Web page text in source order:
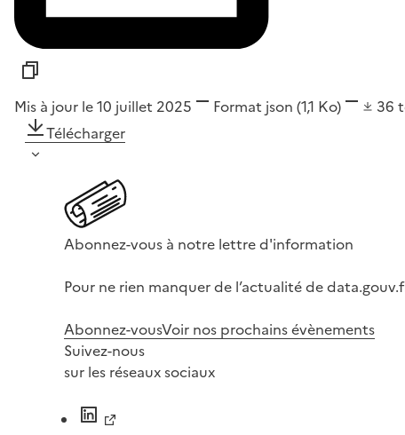
Mis à jour le 10 juillet 2025 Format json (1,1 Ko) 36
Télécharger
Abonnez-vous à notre lettre d'information
Pour ne rien manquer de l’actualité de
Abonnez-vousVoir nos prochains évènements
Suivez-nous
sur les réseaux sociaux